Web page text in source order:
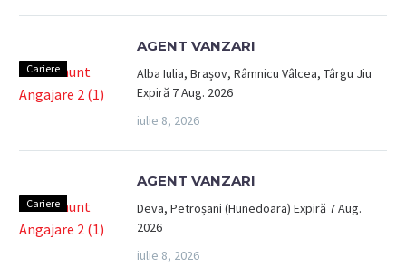
Cariere
AGENT VANZARI
Alba Iulia, Brașov, Râmnicu Vâlcea, Târgu Jiu
Expiră 7 Aug. 2026
iulie 8, 2026
Cariere
AGENT VANZARI
Deva, Petroșani (Hunedoara) Expiră 7 Aug.
2026
iulie 8, 2026